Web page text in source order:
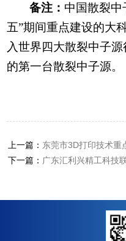
备注： 中国散裂中
五”期间重点建设的大
入世界四大散裂中子
的第一台散裂中子源。
上一篇： 东莞市3D打印技术重
下一篇： 广东汇利兴精工科技